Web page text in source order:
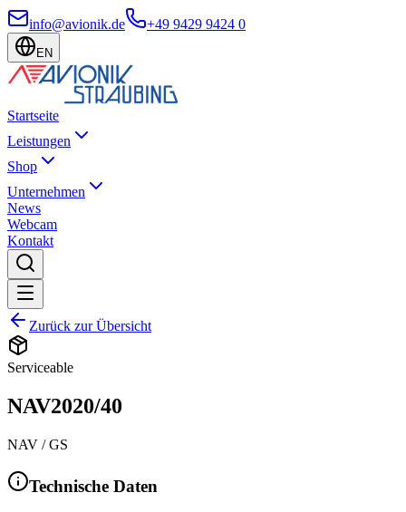
info@avionik.de +49 9429 9424 0
EN
Startseite
Leistungen
Shop
Unternehmen
News
Webcam
Kontakt
Zurück zur Übersicht
Serviceable
NAV2020/40
NAV / GS
Technische Daten